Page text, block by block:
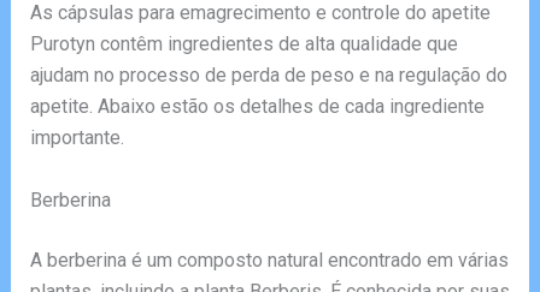
As cápsulas para emagrecimento e controle do apetite
Purotyn contêm ingredientes de alta qualidade que
ajudam no processo de perda de peso e na regulação do
apetite. Abaixo estão os detalhes de cada ingrediente
importante.
Berberina
A berberina é um composto natural encontrado em várias